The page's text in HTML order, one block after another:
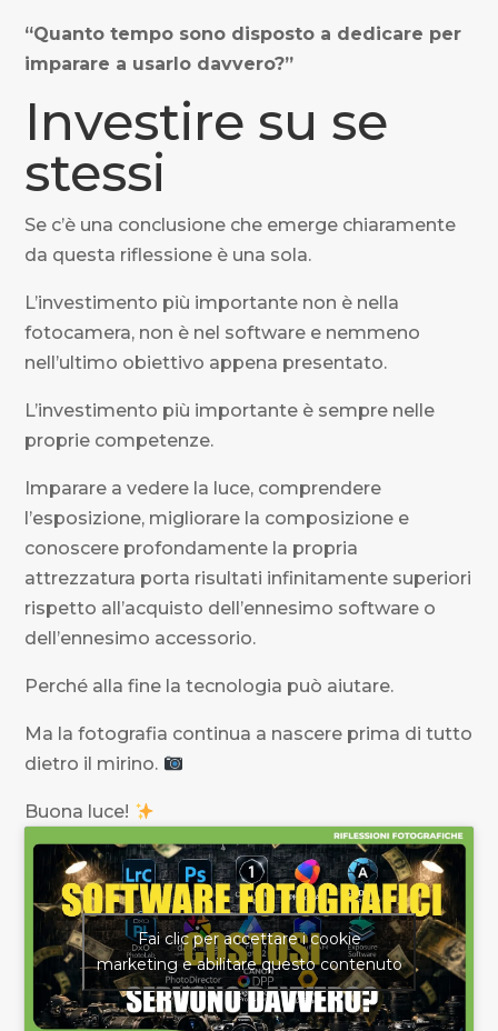
“Quanto tempo sono disposto a dedicare per
imparare a usarlo davvero?”
Investire su se
stessi
Se c’è una conclusione che emerge chiaramente
da questa riflessione è una sola.
L’investimento più importante non è nella
fotocamera, non è nel software e nemmeno
nell’ultimo obiettivo appena presentato.
L’investimento più importante è sempre nelle
proprie competenze.
Imparare a vedere la luce, comprendere
l’esposizione, migliorare la composizione e
conoscere profondamente la propria
attrezzatura porta risultati infinitamente superiori
rispetto all’acquisto dell’ennesimo software o
dell’ennesimo accessorio.
Perché alla fine la tecnologia può aiutare.
Ma la fotografia continua a nascere prima di tutto
dietro il mirino.
Buona luce!
Fai clic per accettare i cookie
marketing e abilitare questo contenuto